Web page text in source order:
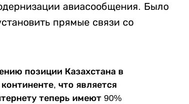
авиасообщения. Было
прямые связи со
позиции Казахстана в
что является
теперь имеют 90%